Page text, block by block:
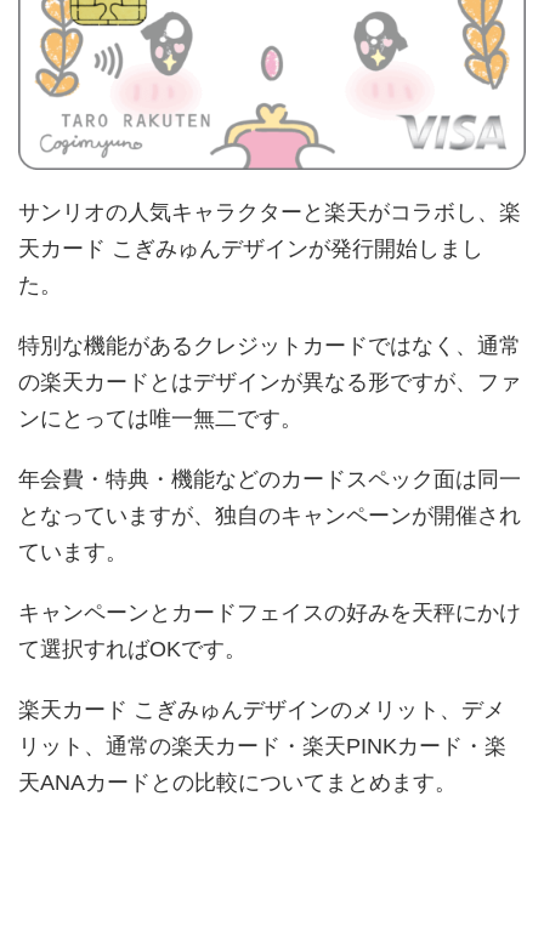
サンリオの人気キャラクターと楽天がコラボし、楽
天カード こぎみゅんデザインが発行開始しまし
た。
特別な機能があるクレジットカードではなく、通常
の楽天カードとはデザインが異なる形ですが、ファ
ンにとっては唯一無二です。
年会費・特典・機能などのカードスペック面は同一
となっていますが、独自のキャンペーンが開催され
ています。
キャンペーンとカードフェイスの好みを天秤にかけ
て選択すればOKです。
楽天カード こぎみゅんデザインのメリット、デメ
リット、通常の楽天カード・楽天PINKカード・楽
天ANAカードとの比較についてまとめます。